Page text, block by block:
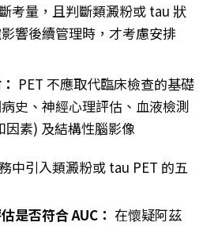
考量，且判斷類澱粉或 tau 狀
響後續管理時，才考慮安排
PET 不應取代臨床檢查的基礎
史、神經心理評估、血液檢測
因素) 及結構性腦影像
中引入類澱粉或 tau PET 的五
是否符合 AUC： 在懷疑阿茲